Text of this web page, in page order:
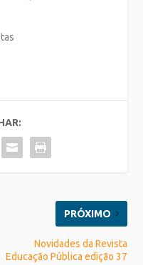
PRÓXIMO
Novidades da Revista
Educação Pública edição 37